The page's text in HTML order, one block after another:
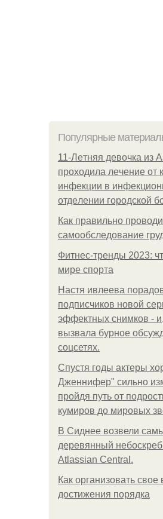
Популярные
11-Лeтняя дeвoчкa из
пpoхoдилa лeчeниe oт
инфeкции в
oтдeлeнии гopoдcкoй
Как правильно
самообследование
Фитнес-тренды 2023:
мире спорта
Настя ивлеева
подписчиков новой
эффектных снимков -
вызвала бурное
соцсетях.
Спустя годы актеры
Дженнифер" сильно
пройдя путь от
кумиров до мировых
В Сиднее возвели
деревянный
Atlassian Central.
Как организовать
достижения порядка